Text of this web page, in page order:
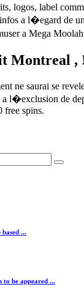
logos, label
a l�egard de
a Mega
Montreal ,
ne saurai se
l�exclusion de
free spins.
...
to be appeared ...